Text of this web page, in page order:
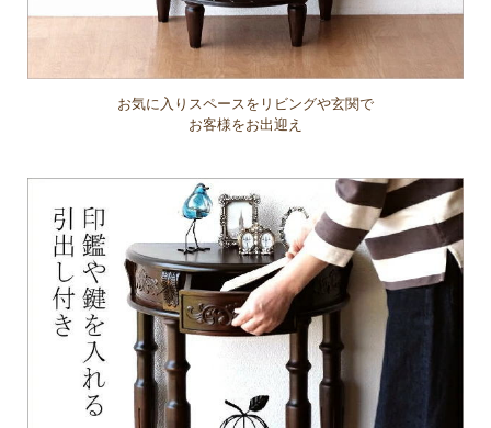
お気に入りスペースをリビングや玄関で
お客様をお出迎え